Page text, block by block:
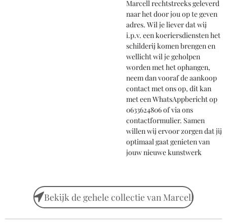
Marcell rechtstreeks geleverd
naar het door jou op te geven
adres. Wil je liever dat wij
i.p.v. een koeriersdiensten het
schilderij komen brengen en
wellicht wil je geholpen
worden met het ophangen,
neem dan vooraf de aankoop
contact met ons op, dit kan
met een WhatsAppbericht op
0633624806 of via ons
contactformulier. Samen
willen wij ervoor zorgen dat jij
optimaal gaat genieten van
jouw nieuwe kunstwerk
Bekijk de gehele collectie van Marcell